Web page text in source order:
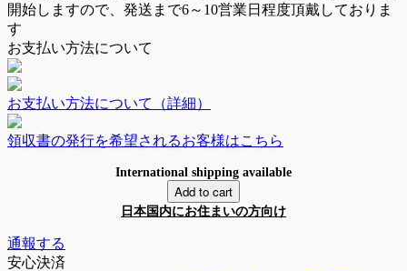
開始しますので、発送まで6～10営業日 程度頂戴しておりま
す
お支払い方法について
お支払い方法について（詳細）
領収書の発行を希望されるお客様はこちら
International shipping available
Add to cart
日本国内にお住まいの方向け
通報する
安心決済